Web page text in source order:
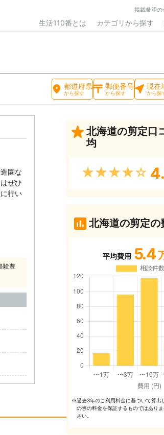
掲載希望の
生活110番とは カテゴリから探す
都道府県
から探す
郵便番号
から探す
現在
から探
園な
ぜひ
行い
験豊
北海道の剪定口
均
★★★★★
北海道の剪定の
平均費用 5.4
※過去3年のご利⽤料⾦に基づいて算出
の際の料⾦を保証するものではあり
さい。